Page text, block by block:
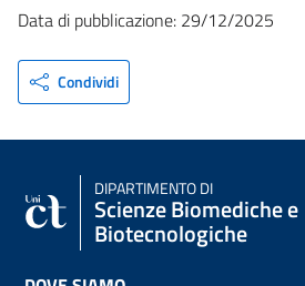
Data di pubblicazione: 29/12/2025
Condividi
DIPARTIMENTO DI
Scienze Biomediche e
Biotecnologiche